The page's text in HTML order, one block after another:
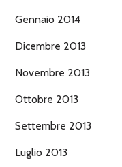
Gennaio 2014
Dicembre 2013
Novembre 2013
Ottobre 2013
Settembre 2013
Luglio 2013